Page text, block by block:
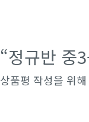
“정규반 중
상품평 작성을 위해